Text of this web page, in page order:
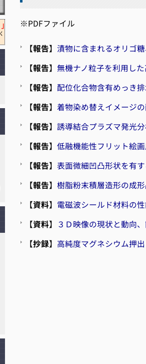
※PDFファイル
【報告】 漬物に含まれるオリゴ
【報告】 無機ナノ粒子を利用し
【報告】 配位化合物含有めっき
【報告】 着物染め替えイメージ
【報告】 誘導結合プラズマ発光
【報告】 低融機能性フリット絵
【報告】 表面微細凹凸形状を有
【報告】 樹脂粉末積層造形の成
【資料】 電磁波シールド材料の
【資料】 ３Ｄ映像の現状と動向
【抄録】 高純度マグネシウム押